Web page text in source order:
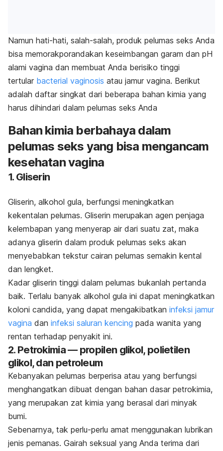
Namun hati-hati, salah-salah, produk pelumas seks Anda
bisa memorakporandakan keseimbangan garam dan pH
alami vagina dan membuat Anda berisiko tinggi
tertular bacterial vaginosis atau jamur vagina. Berikut
adalah daftar singkat dari beberapa bahan kimia yang
harus dihindari dalam pelumas seks Anda
Bahan kimia berbahaya dalam
pelumas seks yang bisa mengancam
kesehatan vagina
1. Gliserin
Gliserin, alkohol gula, berfungsi meningkatkan
kekentalan pelumas. Gliserin merupakan agen penjaga
kelembapan yang menyerap air dari suatu zat, maka
adanya gliserin dalam produk pelumas seks akan
menyebabkan tekstur cairan pelumas semakin kental
dan lengket.
Kadar gliserin tinggi dalam pelumas bukanlah pertanda
baik. Terlalu banyak alkohol gula ini dapat meningkatkan
koloni candida, yang dapat mengakibatkan infeksi jamur
vagina dan infeksi saluran kencing pada wanita yang
rentan terhadap penyakit ini.
2. Petrokimia — propilen glikol, polietilen
glikol, dan petroleum
Kebanyakan pelumas berperisa atau yang berfungsi
menghangatkan dibuat dengan bahan dasar petrokimia,
yang merupakan zat kimia yang berasal dari minyak
bumi.
Sebenarnya, tak perlu-perlu amat menggunakan lubrikan
jenis pemanas. Gairah seksual yang Anda terima dari